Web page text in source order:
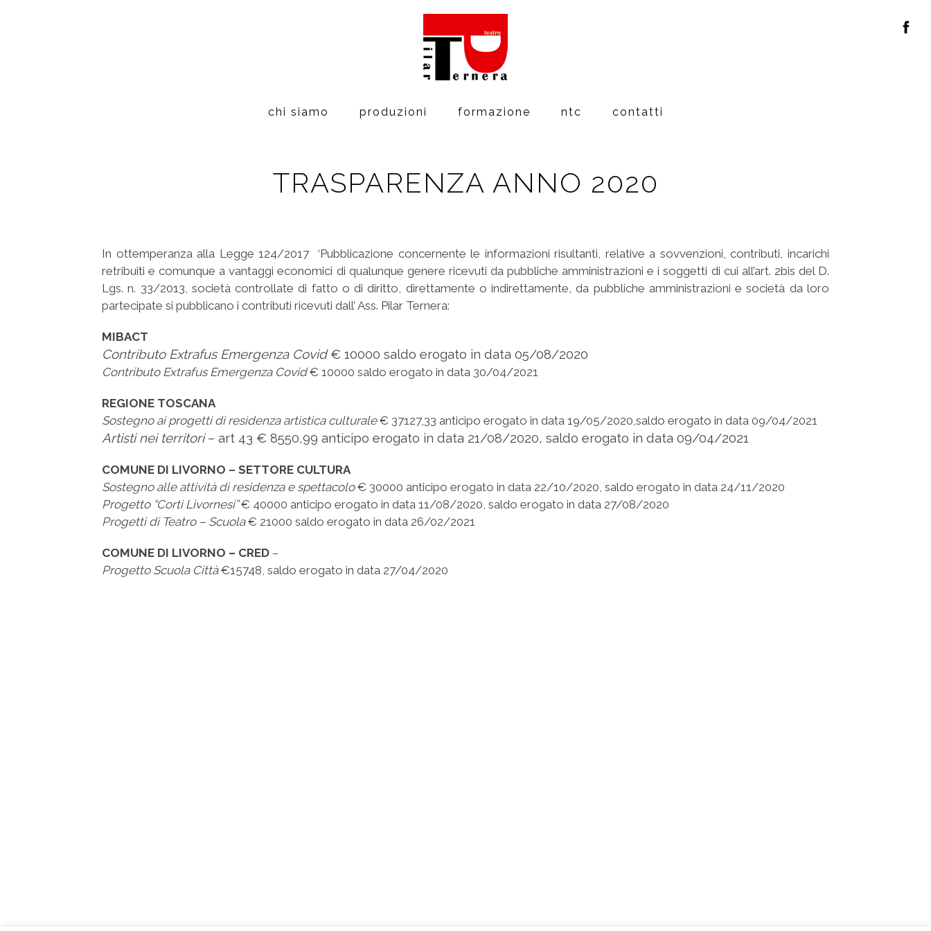
chi siamo produzioni formazione ntc contatti
TRASPARENZA ANNO 2020
In ottemperanza alla Legge 124/2017 ‘Pubblicazione concernente le informazioni risultanti, relative a sovvenzioni, contributi, incarichi
retribuiti e comunque a vantaggi economici di qualunque genere ricevuti da pubbliche amministrazioni e i soggetti di cui all’art. 2bis del D.
Lgs. n. 33/2013, società controllate di fatto o di diritto, direttamente o indirettamente, da pubbliche amministrazioni e società da loro
partecipate si pubblicano i contributi ricevuti dall’ Ass. Pilar Ternera:
MIBACT
Contributo Extrafus Emergenza Covid€ 10000 saldo erogato in data 05/08/2020
Contributo Extrafus Emergenza Covid€ 10000 saldo erogato in data 30/04/2021
REGIONE TOSCANA
Sostegno ai progetti di residenza artistica culturale€ 37127,33 anticipo erogato in data 19/05/2020,saldo erogato in data 09/04/2021
Artisti nei territori– art 43 € 8550,99 anticipo erogato in data 21/08/2020, saldo erogato in data 09/04/2021
COMUNE DI LIVORNO – SETTORE CULTURA
Sostegno alle attività di residenza e spettacolo€ 30000 anticipo erogato in data 22/10/2020, saldo erogato in data 24/11/2020
Progetto “Corti Livornesi”€ 40000 anticipo erogato in data 11/08/2020, saldo erogato in data 27/08/2020
Progetti di Teatro – Scuola€ 21000 saldo erogato in data 26/02/2021
COMUNE DI LIVORNO – CRED –
Progetto Scuola Città€15748, saldo erogato in data 27/04/2020